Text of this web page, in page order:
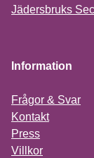
Jädersbruks
Information
Frågor & Svar
Kontakt
Press
Villkor